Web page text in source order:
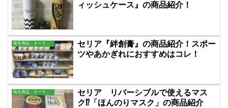
ィッシュケース』の商品紹介！
セリア『絆創膏』の商品紹介！スポー
ツやあかぎれにおすすめはコレ！
衛生用品・オーラル・バス用品
セリア リバーシブルで使えるマス
ク⁉「ほんのりマスク」の商品紹介